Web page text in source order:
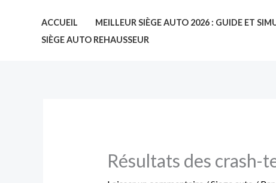
ACCUEIL MEILLEUR SIÈGE AUTO 2026 : GUIDE ET
SIÈGE AUTO REHAUSSEUR
Résultats des crash-